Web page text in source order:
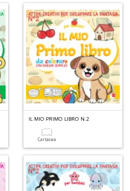
IL MIO PRIMO LIBRO N.2
Cartacea